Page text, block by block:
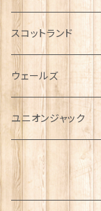
犬グッズ
傘
指貫(シンブル)
スコットランド
ウェールズ
ユニオンジャック